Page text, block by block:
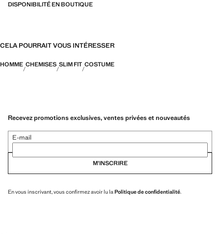
DISPONIBILITÉ EN BOUTIQUE
CELA POURRAIT VOUS INTÉRESSER
HOMME CHEMISES SLIM FIT COSTUME
Recevez promotions exclusives, ventes privées et nouveautés
E-mail
M’INSCRIRE
En vous inscrivant, vous confirmez avoir lu la Politique de confidentialité.